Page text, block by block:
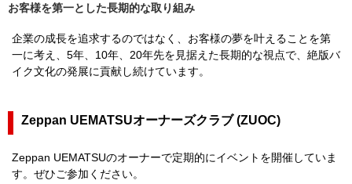
お客様を第一とした長期的な取り組み
企業の成長を追求するのではなく、お客様の夢を叶えることを第
一に考え、5年、10年、20年先を見据えた長期的な視点で、絶版バ
イク文化の発展に貢献し続けています。
Zeppan UEMATSUオーナーズクラブ (ZUOC)
Zeppan UEMATSUのオーナーで定期的にイベントを開催していま
す。ぜひご参加ください。